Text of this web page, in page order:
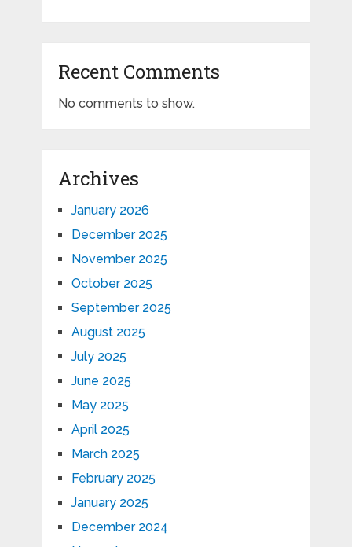
Recent Comments
No comments to show.
Archives
January 2026
December 2025
November 2025
October 2025
September 2025
August 2025
July 2025
June 2025
May 2025
April 2025
March 2025
February 2025
January 2025
December 2024